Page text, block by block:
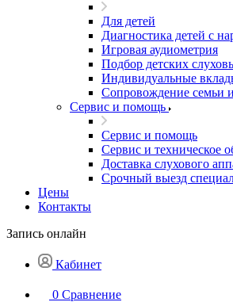
Для детей
Диагностика детей с
Игровая аудиометрия
Подбор детских
Индивидуальные
Сопровождение семьи
Сервис и помощь
Сервис и помощь
Сервис и техническое
Доставка слухового
Срочный выезд
Цены
Контакты
Запись онлайн
Кабинет
0 Сравнение